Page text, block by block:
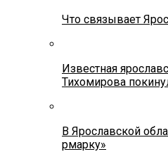
Что связывает
Известная
Тихомирова
В Ярославской
рмарку»